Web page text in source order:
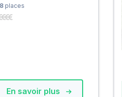
places
En savoir plus